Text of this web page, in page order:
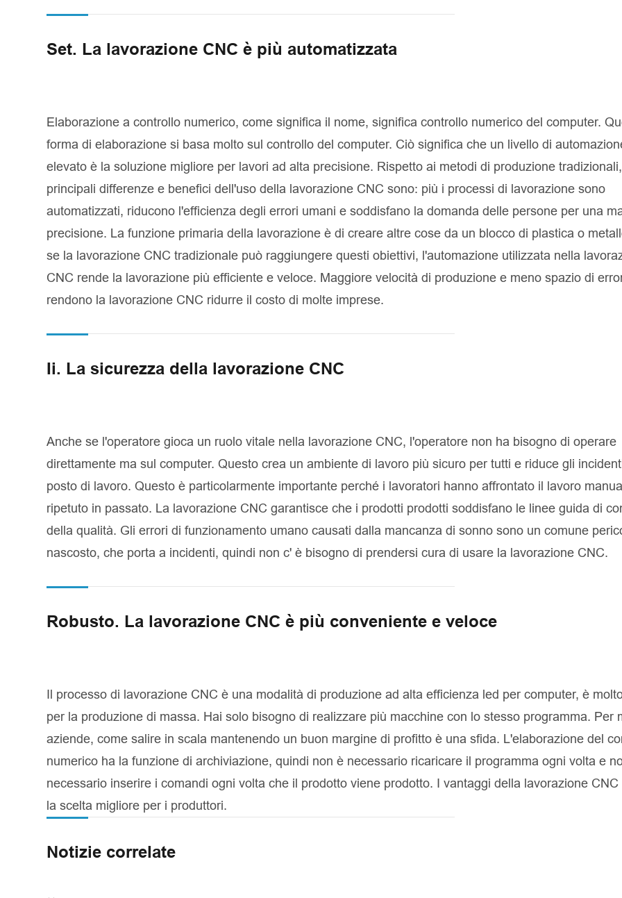
Set. La lavorazione CNC è più automatizzata
Elaborazione a controllo numerico, come significa il nome, significa controllo numerico del computer.
forma di elaborazione si basa molto sul controllo del computer. Ciò significa che un livello di
elevato è la soluzione migliore per lavori ad alta precisione. Rispetto ai metodi di produzione
principali differenze e benefici dell'uso della lavorazione CNC sono: più i processi di lavorazione sono
automatizzati, riducono l'efficienza degli errori umani e soddisfano la domanda delle persone per una
precisione. La funzione primaria della lavorazione è di creare altre cose da un blocco di plastica o
se la lavorazione CNC tradizionale può raggiungere questi obiettivi, l'automazione utilizzata nella
CNC rende la lavorazione più efficiente e veloce. Maggiore velocità di produzione e meno spazio di
rendono la lavorazione CNC ridurre il costo di molte imprese.
Ii. La sicurezza della lavorazione CNC
Anche se l'operatore gioca un ruolo vitale nella lavorazione CNC, l'operatore non ha bisogno di operare
direttamente ma sul computer. Questo crea un ambiente di lavoro più sicuro per tutti e riduce gli
posto di lavoro. Questo è particolarmente importante perché i lavoratori hanno affrontato il lavoro
ripetuto in passato. La lavorazione CNC garantisce che i prodotti prodotti soddisfano le linee guida di
della qualità. Gli errori di funzionamento umano causati dalla mancanza di sonno sono un comune
nascosto, che porta a incidenti, quindi non c' è bisogno di prendersi cura di usare la lavorazione CNC.
Robusto. La lavorazione CNC è più conveniente e veloce
Il processo di lavorazione CNC è una modalità di produzione ad alta efficienza led per computer, è
per la produzione di massa. Hai solo bisogno di realizzare più macchine con lo stesso programma. Per
aziende, come salire in scala mantenendo un buon margine di profitto è una sfida. L'elaborazione del
numerico ha la funzione di archiviazione, quindi non è necessario ricaricare il programma ogni volta e
necessario inserire i comandi ogni volta che il prodotto viene prodotto. I vantaggi della lavorazione
la scelta migliore per i produttori.
Notizie correlate